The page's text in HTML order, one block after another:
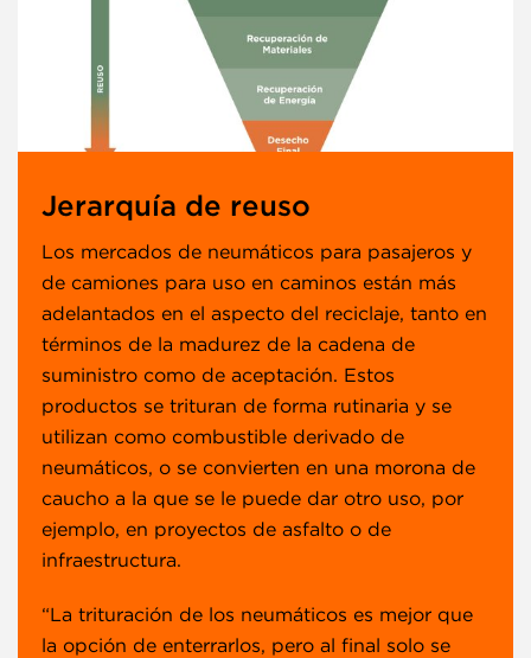
Jerarquía de reuso
Los mercados de neumáticos para pasajeros y
de camiones para uso en caminos están más
adelantados en el aspecto del reciclaje, tanto en
términos de la madurez de la cadena de
suministro como de aceptación. Estos
productos se trituran de forma rutinaria y se
utilizan como combustible derivado de
neumáticos, o se convierten en una morona de
caucho a la que se le puede dar otro uso, por
ejemplo, en proyectos de asfalto o de
infraestructura.
“La trituración de los neumáticos es mejor que
la opción de enterrarlos, pero al final solo se